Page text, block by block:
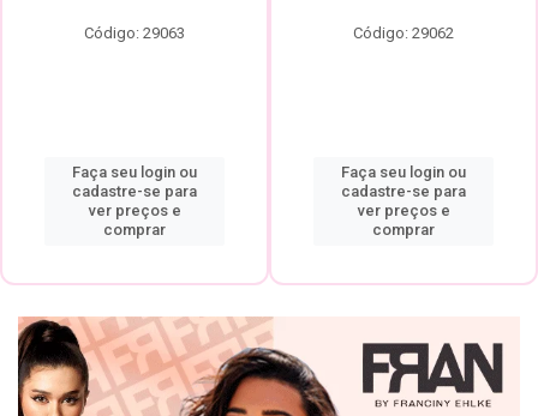
Código: 29063
Faça seu login ou
cadastre-se para
ver preços e
comprar
Código: 29062
Faça seu login ou
cadastre-se para
ver preços e
comprar